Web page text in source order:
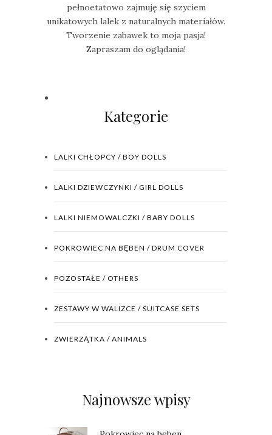
pełnoetatowo zajmuję się szyciem
unikatowych lalek z naturalnych materiałów.
Tworzenie zabawek to moja pasja!
Zapraszam do oglądania!
Kategorie
LALKI CHŁOPCY / BOY DOLLS
LALKI DZIEWCZYNKI / GIRL DOLLS
LALKI NIEMOWALCZKI / BABY DOLLS
POKROWIEC NA BĘBEN / DRUM COVER
POZOSTAŁE / OTHERS
ZESTAWY W WALIZCE / SUITCASE SETS
ZWIERZĄTKA / ANIMALS
Najnowsze wpisy